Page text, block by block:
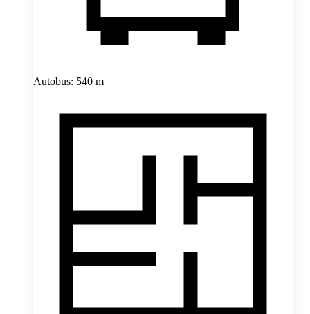
Autobus: 540 m